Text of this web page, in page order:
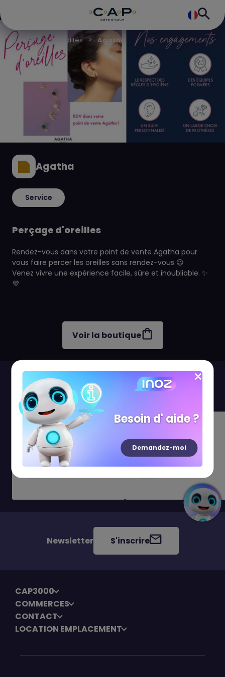
Accueil Actualités Agatha
Agatha
Service
Perçage d'oreilles
Rendez-vous dans votre point de vente Agatha pour
vous faire percer les oreilles sans rendez-vous 😉
Venez vivre une expérience facile, sûre et inoubliable. ✨
💜
Voir la boutique
Visitez aussi...
Histoire d'Or
Miramira
Newsletter S'inscrire
CAP3000
COMMERCES
CONTACT
LOCATION EMPLACEMENT
Besoin d' aide ?
Demandez-moi